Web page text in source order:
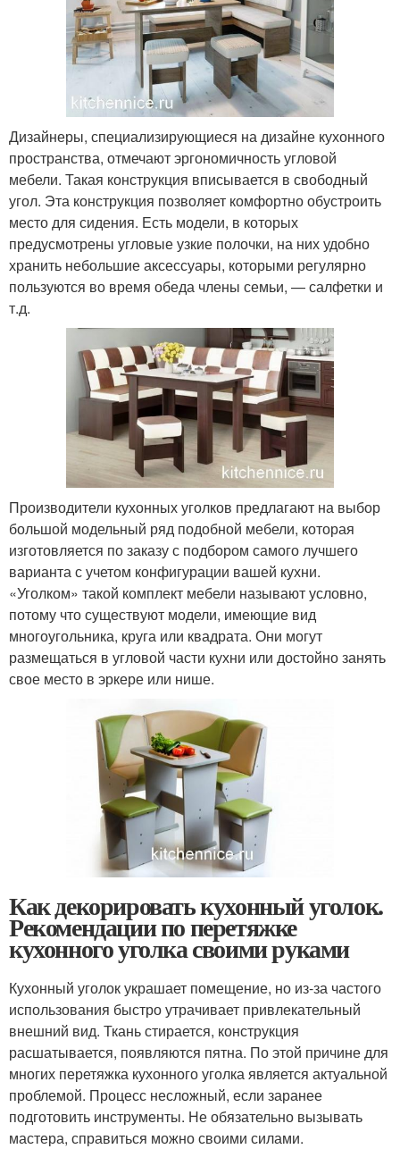
Дизайнеры, специализирующиеся на дизайне кухонного
пространства, отмечают эргономичность угловой
мебели. Такая конструкция вписывается в свободный
угол. Эта конструкция позволяет комфортно обустроить
место для сидения. Есть модели, в которых
предусмотрены угловые узкие полочки, на них удобно
хранить небольшие аксессуары, которыми регулярно
пользуются во время обеда члены семьи, — салфетки и
т.д.
Производители кухонных уголков предлагают на выбор
большой модельный ряд подобной мебели, которая
изготовляется по заказу с подбором самого лучшего
варианта с учетом конфигурации вашей кухни.
«Уголком» такой комплект мебели называют условно,
потому что существуют модели, имеющие вид
многоугольника, круга или квадрата. Они могут
размещаться в угловой части кухни или достойно занять
свое место в эркере или нише.
Как декорировать кухонный уголок.
Рекомендации по перетяжке
кухонного уголка своими руками
Кухонный уголок украшает помещение, но из-за частого
использования быстро утрачивает привлекательный
внешний вид. Ткань стирается, конструкция
расшатывается, появляются пятна. По этой причине для
многих перетяжка кухонного уголка является актуальной
проблемой. Процесс несложный, если заранее
подготовить инструменты. Не обязательно вызывать
мастера, справиться можно своими силами.